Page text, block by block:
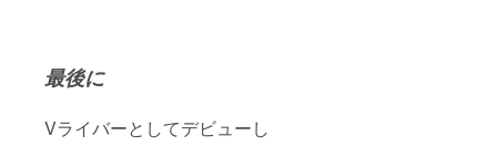
最後に
Vライバーとしてデビューし